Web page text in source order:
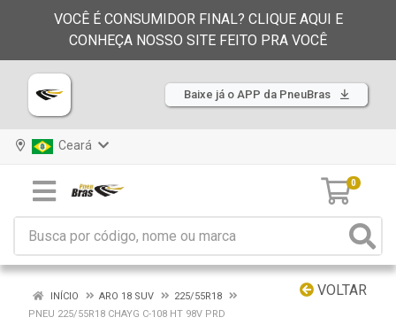
VOCÊ É CONSUMIDOR FINAL? CLIQUE AQUI E
CONHEÇA NOSSO SITE FEITO PRA VOCÊ
Baixe já o APP da PneuBras
Ceará
0
VOLTAR
INÍCIO ARO 18 SUV
225/55R18
PNEU 225/55R18 CHAYG C-108 HT 98V PRD